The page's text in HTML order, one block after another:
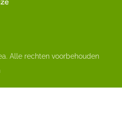
Alle rechten voorbehouden